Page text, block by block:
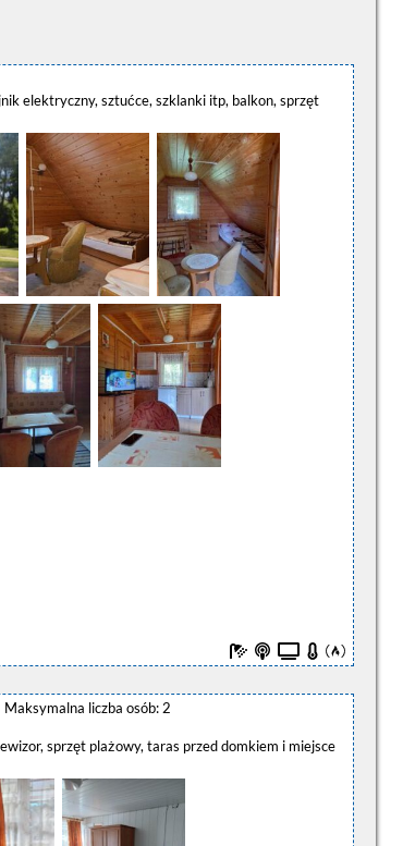
elektryczny, sztućce, szklanki itp, balkon, sprzęt
Maksymalna liczba osób: 2
sprzęt plażowy, taras przed domkiem i miejsce